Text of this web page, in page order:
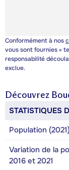
Conformément à nos
vous sont fournies «
responsabilité
exclue.
Découvrez
STATISTIQUES
Population (2021)
Variation de la
2016 et 2021